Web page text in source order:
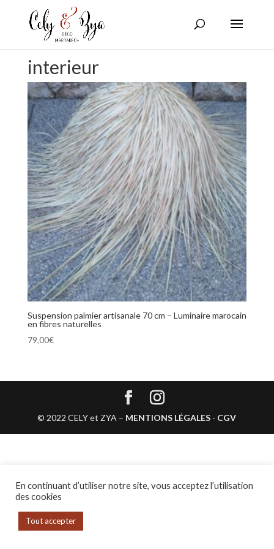
interieur
Suspension palmier artisanale 70 cm – Luminaire marocain
en fibres naturelles
79,00€
© 2022 CELY et ZYA – MENTIONS LÉGALES - CGV
En continuant d’utiliser notre site, vous acceptez l’utilisation
des cookies
Tout accepter